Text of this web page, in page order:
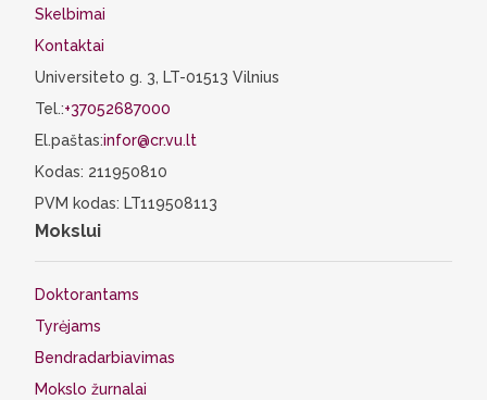
Skelbimai
Kontaktai
Universiteto g. 3, LT-01513 Vilnius
Tel.:+37052687000
El.paštas:infor@cr.vu.lt
Kodas: 211950810
PVM kodas: LT119508113
Mokslui
Doktorantams
Tyrėjams
Bendradarbiavimas
Mokslo žurnalai